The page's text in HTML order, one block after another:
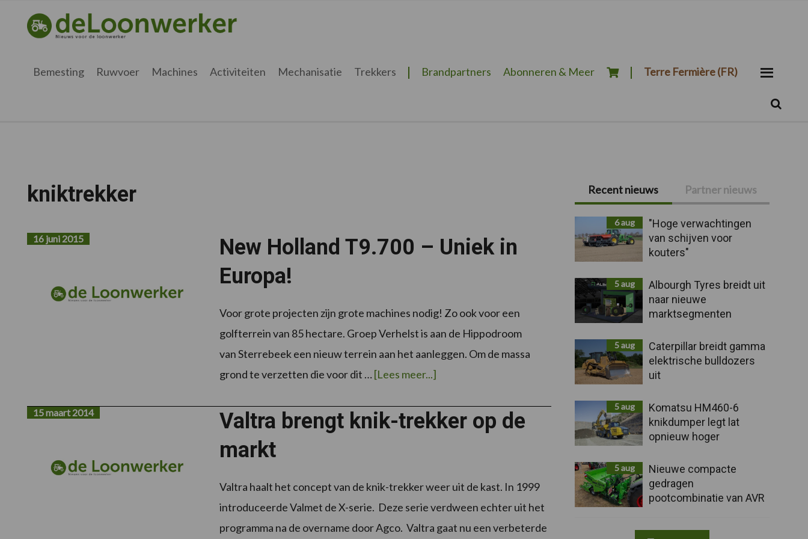
hoofdnavigatie
hoofd
eerste
voettekst
deloonwerker.be
Bemesting Ruwvoer Machines Activiteiten Mechanisatie Trekkers Brandpartners Abonneren & Meer Terre Fermière (FR)
kniktrekker
New Holland T9.700 – Uniek in
Europa!
16 juni 2015
Voor grote projecten zijn grote machines nodig! Zo ook voor een
golfterrein van 85 hectare. Groep Verhelst is aan de Hippodroom
van Sterrebeek een nieuw terrein aan het aanleggen. Om de massa
grond te verzetten die voor dit … [Lees meer...]overNew
Holland
Uniek
in
Europa!
Valtra brengt knik-trekker op de
markt
15 maart 2014
Valtra haalt het concept van de knik-trekker weer uit de kast. In 1999
introduceerde Valmet de X-serie. Deze serie verdween echter uit het
programma na de overname door Agco. Valtra gaat nu een verbeterde
Primaire
Sidebar
Recent nieuws Partner nieuws
6 aug
"Hoge verwachtingen
van schijven voor
kouters"
5 aug
Albourgh Tyres breidt uit
naar nieuwe
marktsegmenten
5 aug
Caterpillar breidt gamma
elektrische bulldozers
uit
5 aug
Komatsu HM460-6
knikdumper legt lat
opnieuw hoger
5 aug
Nieuwe compacte
gedragen
pootcombinatie van AVR